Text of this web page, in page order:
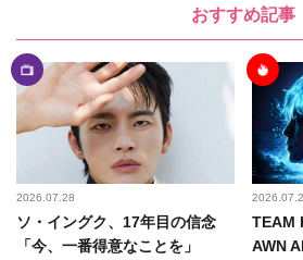
おすすめ記事
2026.07.28
ソ・イングク、17年目の信念
「今、一番得意なことを」
TEAM
AWN